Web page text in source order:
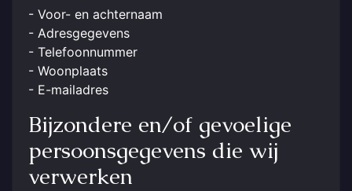
- Voor- en achternaam
- Adresgegevens
- Telefoonnummer
- Woonplaats
- E-mailadres
Bijzondere en/of gevoelige
persoonsgegevens die wij
verwerken